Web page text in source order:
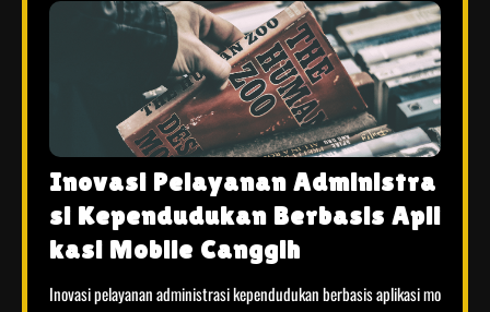
Inovasi Pelayanan Administra
si Kependudukan Berbasis Apli
kasi Mobile Canggih
Inovasi pelayanan administrasi kependudukan berbasis aplikasi mo